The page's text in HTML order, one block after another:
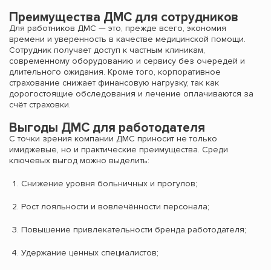
Преимущества ДМС для сотрудников
Для работников ДМС — это, прежде всего, экономия
времени и уверенность в качестве медицинской помощи.
Сотрудник получает доступ к частным клиникам,
современному оборудованию и сервису без очередей и
длительного ожидания. Кроме того, корпоративное
страхование снижает финансовую нагрузку, так как
дорогостоящие обследования и лечение оплачиваются за
счёт страховки.
Выгоды ДМС для работодателя
С точки зрения компании ДМС приносит не только
имиджевые, но и практические преимущества. Среди
ключевых выгод можно выделить:
Снижение уровня больничных и прогулов;
Рост лояльности и вовлечённости персонала;
Повышение привлекательности бренда работодателя;
Удержание ценных специалистов;